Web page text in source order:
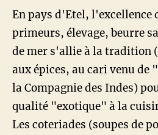
En pays d'Etel, l'excellence
primeurs, élevage, beurre
de mer s'allie à la tradition
aux épices, au cari venu
la Compagnie des Indes)
qualité "exotique" à la
Les coteriades (soupes de